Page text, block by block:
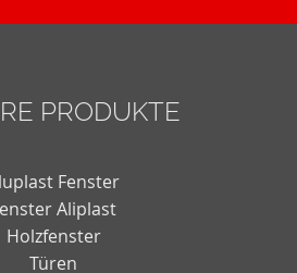
PRODUKTE
Fenster
Aliplast
Holzfenster
Türen